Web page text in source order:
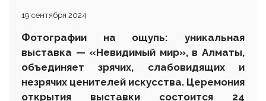
19 сентября 2024
Фотографии на ощупь: уникальная
выставка — «Невидимый мир», в Алматы,
объединяет зрячих, слабовидящих и
незрячих ценителей искусства. Церемония
открытия выставки состоится 24